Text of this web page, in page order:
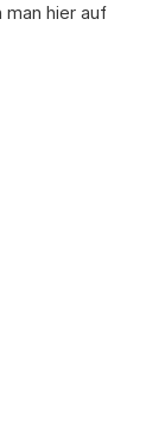
man hier auf